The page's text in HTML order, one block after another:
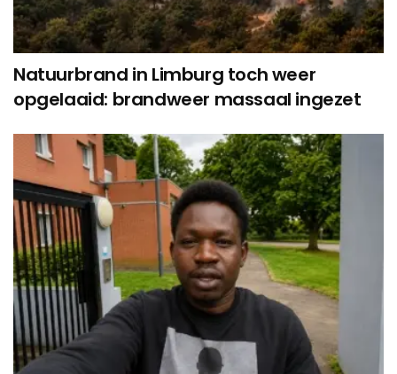
Natuurbrand in Limburg toch weer
opgelaaid: brandweer massaal ingezet